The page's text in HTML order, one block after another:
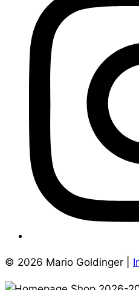
© 2026 Mario Goldinger |